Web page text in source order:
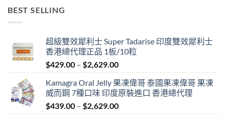
BEST SELLING
超級雙效犀利士 Super Tadarise 印度雙效犀利士
香港總代理正品 1板/10粒
$429.00 – $2,629.00Price
$429.00
through
$2,629.00
Kamagra Oral Jelly 果凍偉哥 泰國果凍偉哥 果凍
威而鋼 7種口味 印度原裝進口 香港總代理
$439.00 – $2,629.00Price